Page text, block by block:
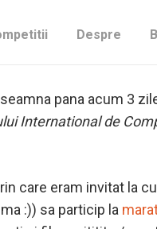
Despre
maestru, bula, bicon,
pana acum 3
International de
care eram invitat la
:)) sa particip la